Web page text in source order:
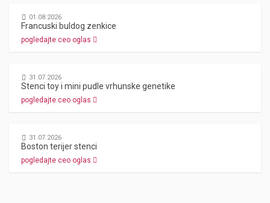
01.08.2026
Francuski buldog zenkice
pogledajte ceo oglas
31.07.2026
Stenci toy i mini pudle vrhunske genetike
pogledajte ceo oglas
31.07.2026
Boston terijer stenci
pogledajte ceo oglas